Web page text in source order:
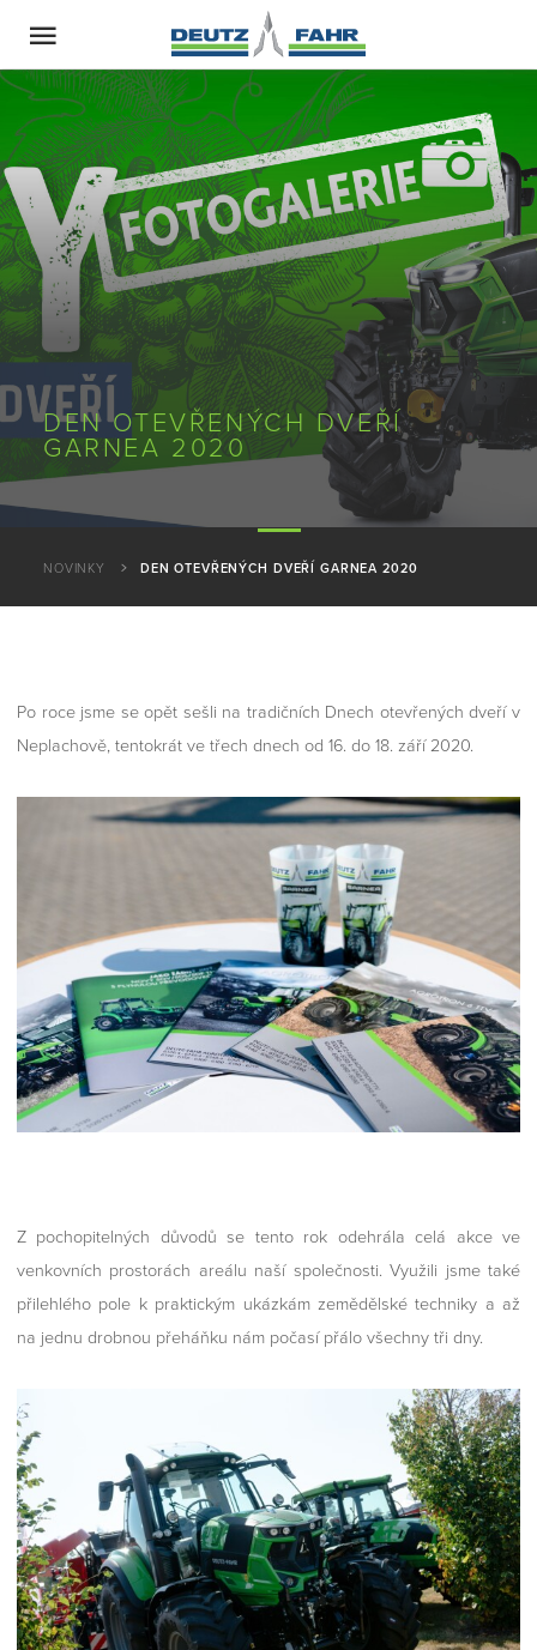
DEN OTEVŘENÝCH DVEŘÍ
GARNEA 2020
NOVINKY DEN OTEVŘENÝCH DVEŘÍ GARNEA 2020
Po roce jsme se opět sešli na tradičních Dnech otevřených dveří v
Neplachově, tentokrát ve třech dnech od 16. do 18. září 2020.
Z pochopitelných důvodů se tento rok odehrála celá akce ve
venkovních prostorách areálu naší společnosti. Využili jsme také
přilehlého pole k praktickým ukázkám zemědělské techniky a až
na jednu drobnou přeháňku nám počasí přálo všechny tři dny.